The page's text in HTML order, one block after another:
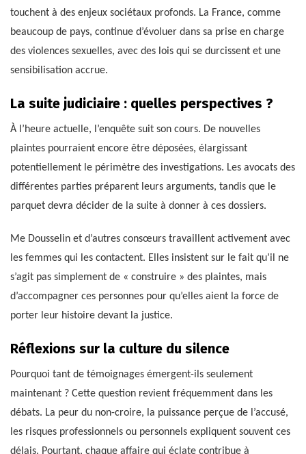
touchent à des enjeux sociétaux profonds. La France, comme
beaucoup de pays, continue d’évoluer dans sa prise en charge
des violences sexuelles, avec des lois qui se durcissent et une
sensibilisation accrue.
La suite judiciaire : quelles perspectives ?
À l’heure actuelle, l’enquête suit son cours. De nouvelles
plaintes pourraient encore être déposées, élargissant
potentiellement le périmètre des investigations. Les avocats des
différentes parties préparent leurs arguments, tandis que le
parquet devra décider de la suite à donner à ces dossiers.
Me Dousselin et d’autres consœurs travaillent activement avec
les femmes qui les contactent. Elles insistent sur le fait qu’il ne
s’agit pas simplement de « construire » des plaintes, mais
d’accompagner ces personnes pour qu’elles aient la force de
porter leur histoire devant la justice.
Réflexions sur la culture du silence
Pourquoi tant de témoignages émergent-ils seulement
maintenant ? Cette question revient fréquemment dans les
débats. La peur du non-croire, la puissance perçue de l’accusé,
les risques professionnels ou personnels expliquent souvent ces
délais. Pourtant, chaque affaire qui éclate contribue à